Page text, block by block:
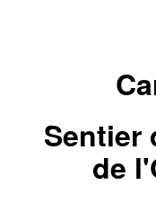
Sentier
de